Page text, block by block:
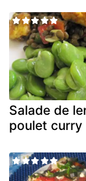
Salade de
poulet curry